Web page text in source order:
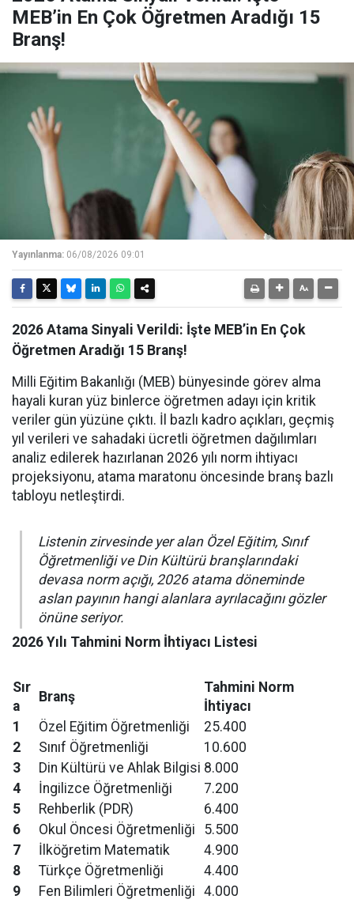
MEB’in En Çok Öğretmen Aradığı 15
Branş!
Yayınlanma: 06/08/2026 09:01
2026 Atama Sinyali Verildi: İşte MEB’in En Çok
Öğretmen Aradığı 15 Branş!
Milli Eğitim Bakanlığı (MEB) bünyesinde görev alma
hayali kuran yüz binlerce öğretmen adayı için kritik
veriler gün yüzüne çıktı. İl bazlı kadro açıkları, geçmiş
yıl verileri ve sahadaki ücretli öğretmen dağılımları
analiz edilerek hazırlanan 2026 yılı norm ihtiyacı
projeksiyonu, atama maratonu öncesinde branş bazlı
tabloyu netleştirdi.
Listenin zirvesinde yer alan Özel Eğitim, Sınıf
Öğretmenliği ve Din Kültürü branşlarındaki
devasa norm açığı, 2026 atama döneminde
aslan payının hangi alanlara ayrılacağını gözler
önüne seriyor.
2026 Yılı Tahmini Norm İhtiyacı Listesi
Sır
a
Branş
Tahmini Norm
İhtiyacı
1
Özel Eğitim Öğretmenliği
25.400
2
Sınıf Öğretmenliği
10.600
3
Din Kültürü ve Ahlak Bilgisi 8.000
4
İngilizce Öğretmenliği
7.200
5
Rehberlik (PDR)
6.400
6
Okul Öncesi Öğretmenliği
5.500
7
İlköğretim Matematik
4.900
8
Türkçe Öğretmenliği
4.400
9
Fen Bilimleri Öğretmenliği 4.000